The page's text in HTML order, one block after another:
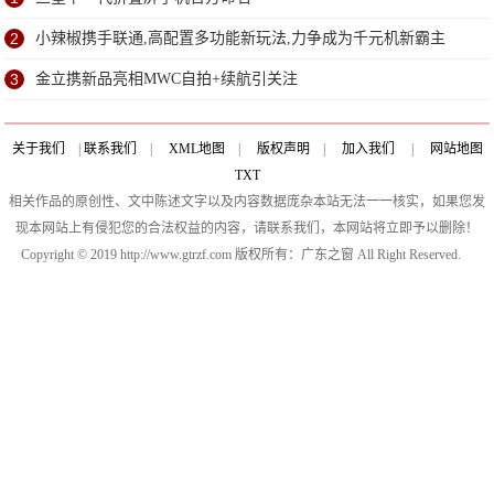
2 小辣椒携手联通,高配置多功能新玩法,力争成为千元机新霸主
3 金立携新品亮相MWC自拍+续航引关注
关于我们 联系我们 XML地图 版权声明 加入我们
网站地图
TXT
相关作品的原创性、文中陈述文字以及内容数据庞杂本站无法一一核实，如果您发
现本网站上有侵犯您的合法权益的内容，请联系我们，本网站将立即予以删除！
Copyright © 2019 http://www.gtrzf.com 版权所有：广东之窗 All Right Reserved.